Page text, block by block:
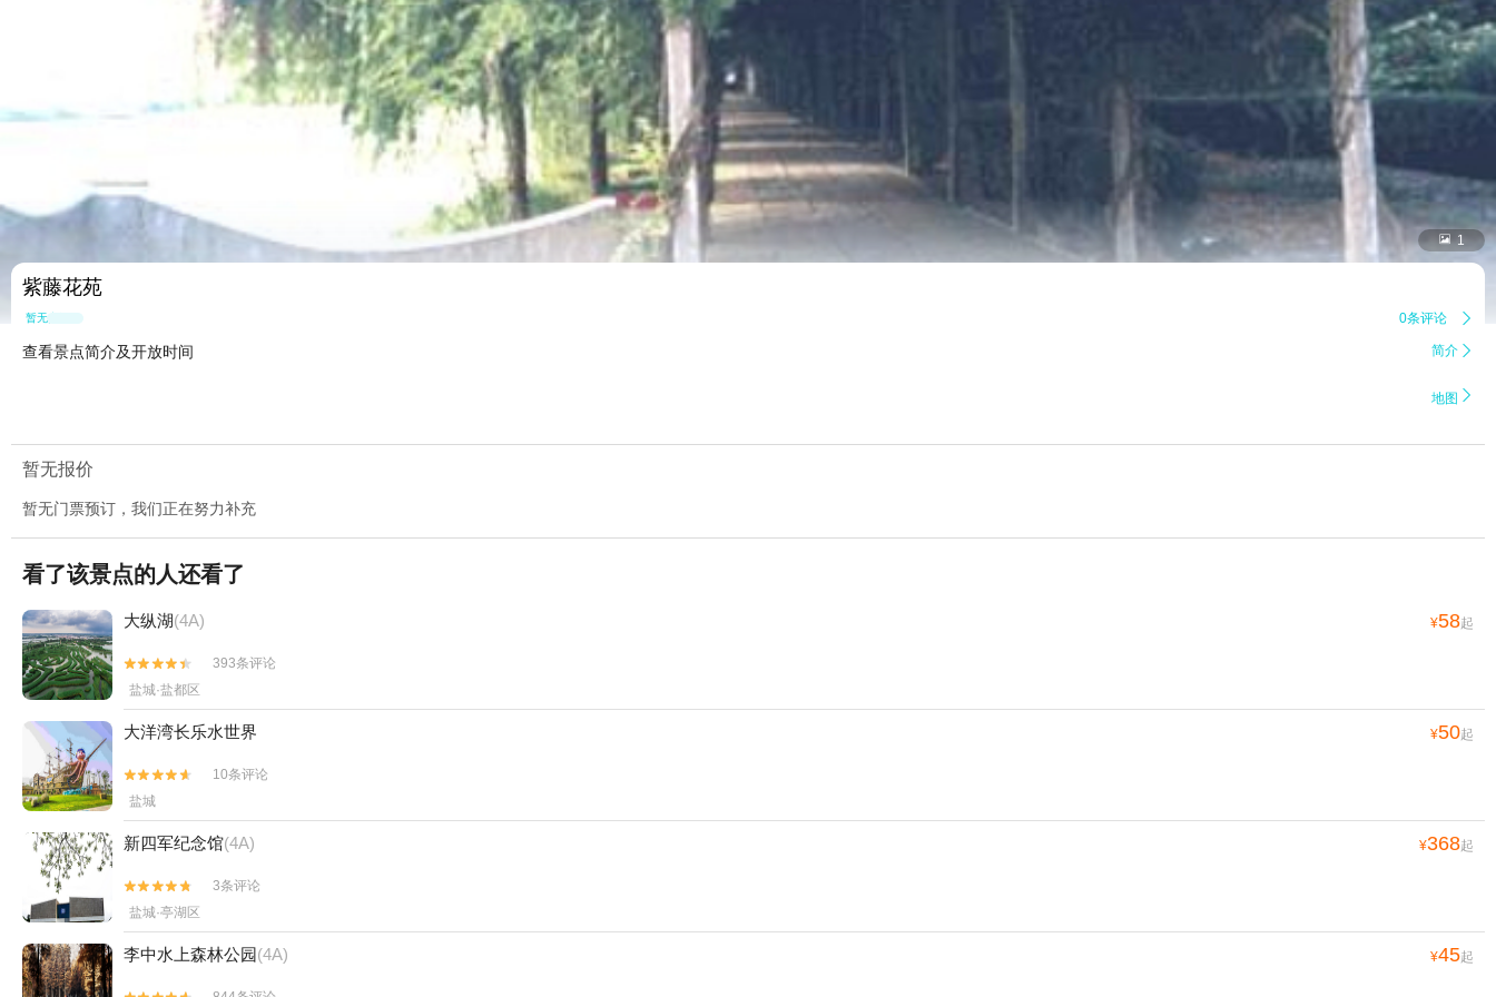
 1
紫藤花苑
暂无点评 0条评论 
查看景点简介及开放时间 简介 
地图 
暂无报价
暂无门票预订，我们正在努力补充
看了该景点的人还看了
大纵湖(4A) ¥58起


393条评论
盐城·盐都区
大洋湾长乐水世界 ¥50起


10条评论
盐城
新四军纪念馆(4A) ¥368起


3条评论
盐城·亭湖区
李中水上森林公园(4A) ¥45起